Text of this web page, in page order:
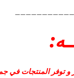
و توفر المنتجات في